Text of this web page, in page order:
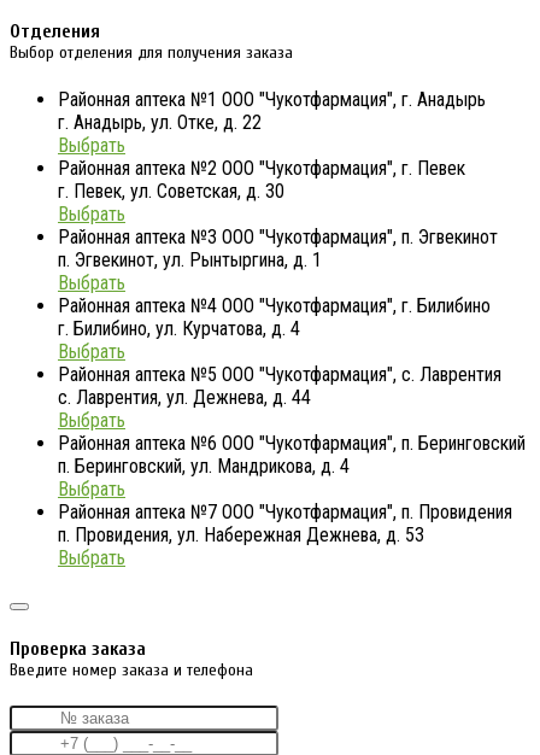
Отделения
Выбор отделения для получения заказа
Районная аптека №1 ООО "Чукотфармация", г. Анадырь
г. Анадырь, ул. Отке, д. 22
Выбрать
Районная аптека №2 ООО "Чукотфармация", г. Певек
г. Певек, ул. Советская, д. 30
Выбрать
Районная аптека №3 ООО "Чукотфармация", п. Эгвекинот
п. Эгвекинот, ул. Рынтыргина, д. 1
Выбрать
Районная аптека №4 ООО "Чукотфармация", г. Билибино
г. Билибино, ул. Курчатова, д. 4
Выбрать
Районная аптека №5 ООО "Чукотфармация", с. Лаврентия
с. Лаврентия, ул. Дежнева, д. 44
Выбрать
Районная аптека №6 ООО "Чукотфармация", п. Беринговский
п. Беринговский, ул. Мандрикова, д. 4
Выбрать
Районная аптека №7 ООО "Чукотфармация", п. Провидения
п. Провидения, ул. Набережная Дежнева, д. 53
Выбрать
Проверка заказа
Введите номер заказа и телефона